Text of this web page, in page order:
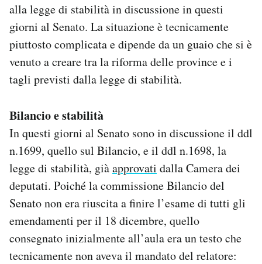
Notifiche mobile
Regala il Post
Hai bisogno di aiuto?
alla legge di stabilità in discussione in questi
giorni al Senato. La situazione è tecnicamente
piuttosto complicata e dipende da un guaio che si è
venuto a creare tra la riforma delle province e i
tagli previsti dalla legge di stabilità.
Bilancio e stabilità
In questi giorni al Senato sono in discussione il ddl
n.1699, quello sul Bilancio, e il ddl n.1698, la
legge di stabilità, giàapprovati dalla Camera dei
deputati. Poiché la commissione Bilancio del
Senato non era riuscita a finire l’esame di tutti gli
emendamenti per il 18 dicembre, quello
consegnato inizialmente all’aula era un testo che
tecnicamente non aveva il mandato del relatore: